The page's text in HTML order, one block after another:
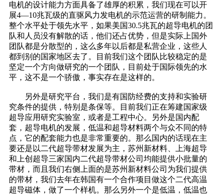
电机的设计能力方面具备了雄厚的积累，我们现在可以开
展4—10兆瓦级的直驱风力发电机的示范运营的研制能力。
整个水平处于领先水平，如果美国30.5兆瓦的超导电机的团
队和人员没有解散的话，他们还占优势，但是实际上国外
团队都是分散型的，这么多年以后都是私营企业，这些人
都到别的国家地区去了。目前我们这个团队比较稳定的是
坚定一个方向做研究的一个团队，目前处于国际领先的水
平，这不是一个骄傲，事实存在是这样的。
另外是研究平台，我们是有国防经费的支持和实验研
究条件的提供，特别是条保等。目前我们正在筹建国家级
超导应用研究实验室，或者是工程中心。另外是国内配
套，超导电机的发展，低温和超导材料两个与众不同的特
点，它的配套能力也是非常重要的。那么国内的话现在主
要还是以二代超导带材发展为主，苏州新材料、上海超导
和上创超导三家国内二代超导带材公司均能提供小批量的
带材，而且我们右侧上面的是苏州新材料公司为我们提供
的带材，我们去年在韩国有一个合作项目做这个二代高温
超导磁体，做了一个样机。那么另外一个是低温，低温也